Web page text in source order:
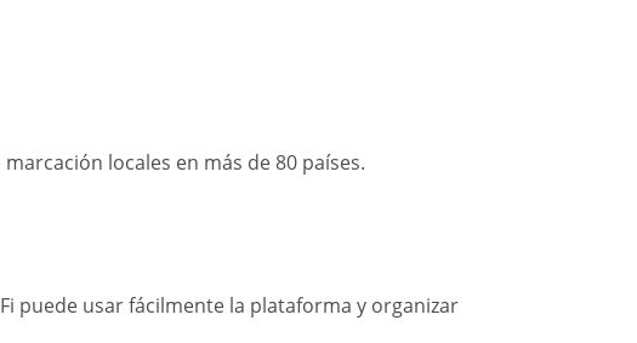
locales en más de 80 países.
puede usar fácilmente la plataforma y organizar